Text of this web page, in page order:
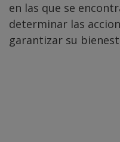
en las que se
determinar las
garantizar su